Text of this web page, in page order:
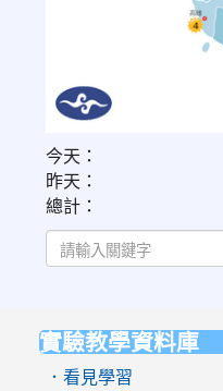
link
to
https://
今天：
昨天：
總計：
實驗教學資料庫
．看見學習